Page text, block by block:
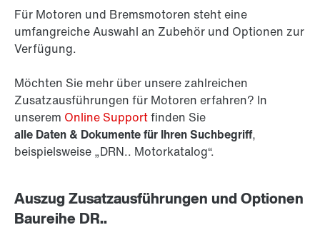
Für Motoren und Bremsmotoren steht eine
umfangreiche Auswahl an Zubehör und Optionen zur
Verfügung.
Möchten Sie mehr über unsere zahlreichen
Zusatzausführungen für Motoren erfahren? In
unserem Online Supportfinden Sie
alle Daten & Dokumente für Ihren Suchbegriff,
beispielsweise „DRN.. Motorkatalog“.
Auszug Zusatzausführungen und Optionen
Baureihe DR..